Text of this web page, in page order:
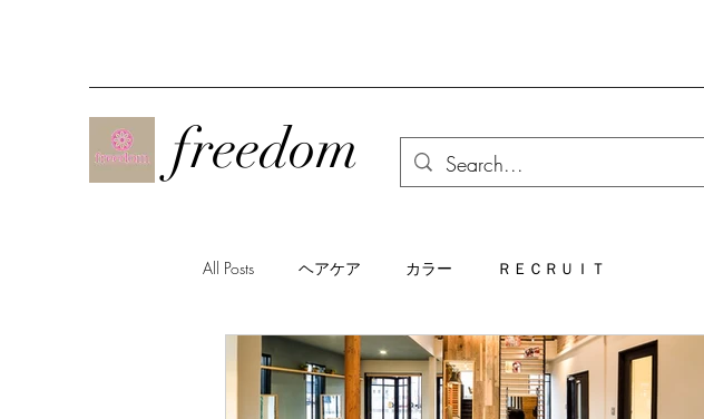
freedom
All Posts ヘアケア カラー ＲＥＣＲＵＩＴ